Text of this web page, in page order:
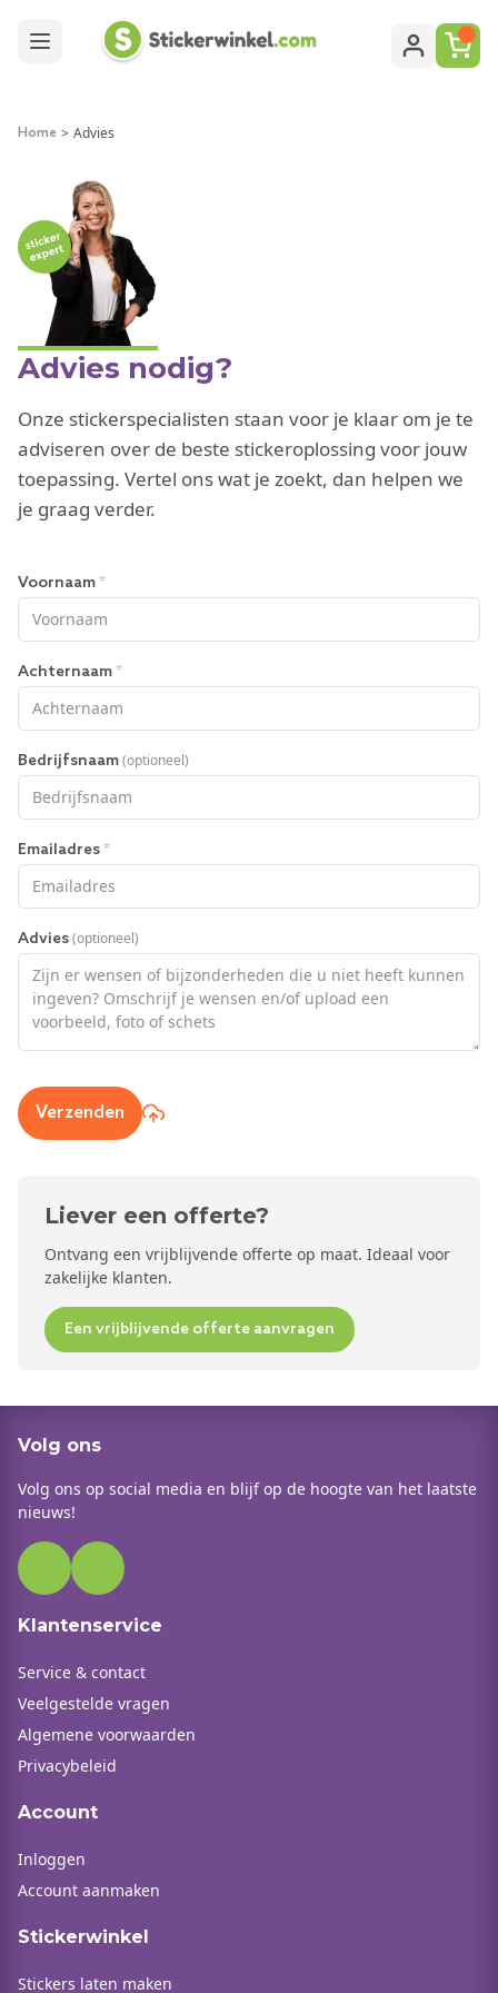
Home > Advies
Advies nodig?
Onze stickerspecialisten staan voor je klaar om je te
adviseren over de beste stickeroplossing voor jouw
toepassing. Vertel ons wat je zoekt, dan helpen we
je graag verder.
Liever een offerte?
Ontvang een vrijblijvende offerte op maat. Ideaal voor
zakelijke klanten.
Een vrijblijvende offerte aanvragen
Voornaam*
Achternaam*
Bedrijfsnaam(optioneel)
Emailadres*
Advies(optioneel)
Verzenden
Volg ons
Volg ons op social media en blijf op de hoogte van het laatste
nieuws!
Klantenservice
Service & contact
Veelgestelde vragen
Algemene voorwaarden
Privacybeleid
Account
Inloggen
Account aanmaken
Stickerwinkel
Stickers laten maken